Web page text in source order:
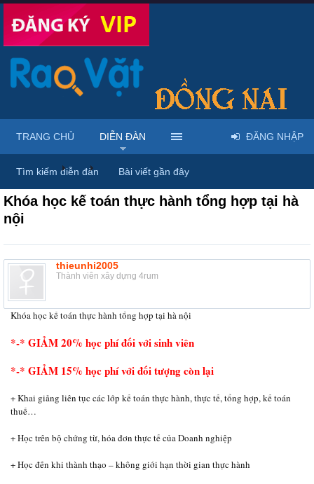
Diễn đàn ... Rao vặt tổng hợp - Uy tín - Miễn phí
Khóa học kế toán thực hành tổng hợp tại hà
nội
thieunhi2005
Thành viên xây dựng 4rum
Khóa học kế toán thực hành tổng hợp tại hà nội
*-* GIẢM 20% học phí đối với sinh viên
*-* GIẢM 15% học phí với đối tượng còn lại
+ Khai giảng liên tục các lớp kế toán thực hành, thực tế, tổng hợp, kế toán
thuế…
+ Học trên bộ chứng từ, hóa đơn thực tế của Doanh nghiệp
+ Học đến khi thành thạo – không giới hạn thời gian thực hành
TRANG CHỦ DIỄN ĐÀN
Tìm kiếm diễn đàn Bài viết gần đây
ĐĂNG NHẬP